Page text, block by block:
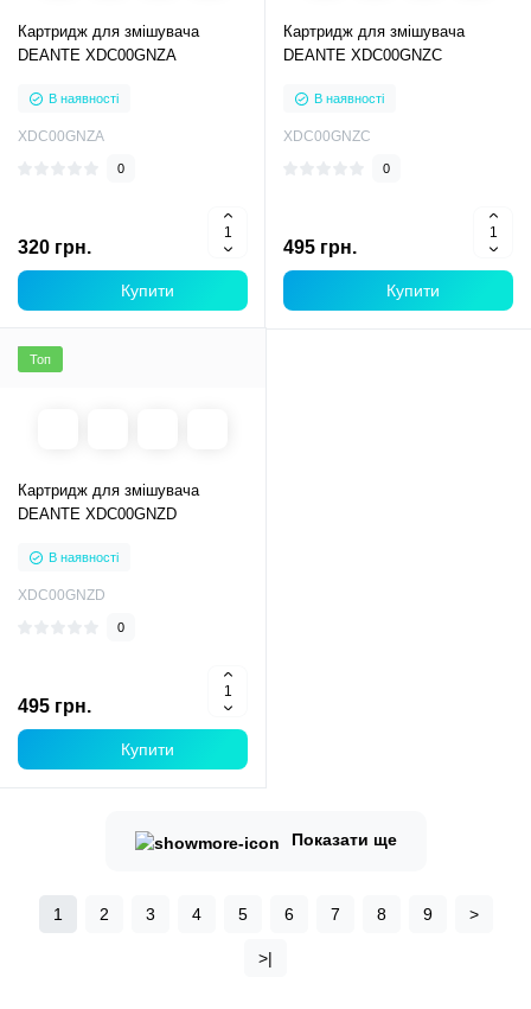
Картридж для змішувача
DEANTE XDC00GNZA
В наявності
XDC00GNZA
0
320 грн.
Купити
Картридж для змішувача
DEANTE XDC00GNZC
В наявності
XDC00GNZC
0
495 грн.
Купити
Топ
Картридж для змішувача
DEANTE XDC00GNZD
В наявності
XDC00GNZD
0
495 грн.
Купити
Показати ще
1 2 3 4 5 6 7 8 9 >
>|